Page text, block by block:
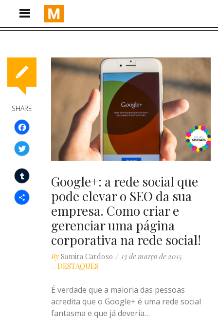
SHARE
Facebook
Twitter
Tumblr
Compartilhar
Google+: a rede social que
pode elevar o SEO da sua
empresa. Como criar e
gerenciar uma página
corporativa na rede social!
BySamira Cardoso
13 de março de 2015
DESTAQUES
É verdade que a maioria das pessoas
acredita que o Google+ é uma rede social
fantasma e que já deveria…